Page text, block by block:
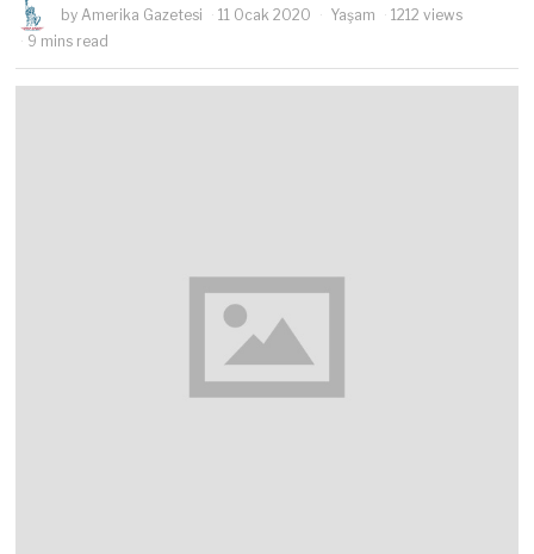
by Amerika Gazetesi 11 Ocak 2020 Yaşam
1212 views
9 mins read